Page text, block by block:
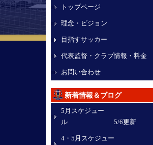
トップページ
理念・ビジョン
目指すサッカー
代表監督・クラブ情報・料金
お問い合わせ
新着情報＆ブログ
5月スケジュー
ル 5/6更新
4・5月スケジュー